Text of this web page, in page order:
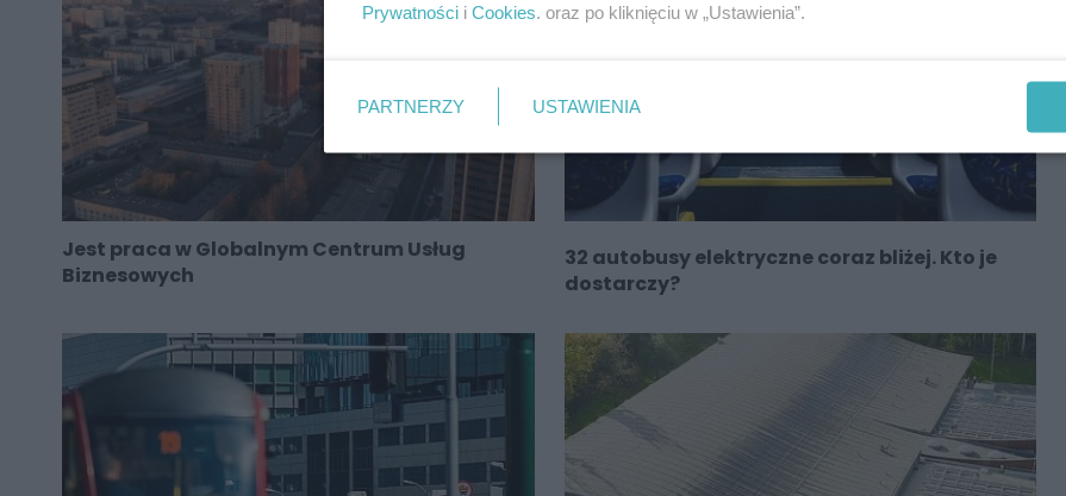
Jest praca w Globalnym Centrum Usług
Biznesowych
32 autobusy elektryczne coraz bliżej. Kto je
dostarczy?
Prywatności i Cookies. oraz po kliknięciu w „Ustawienia”.
PARTNERZY USTAWIENIA